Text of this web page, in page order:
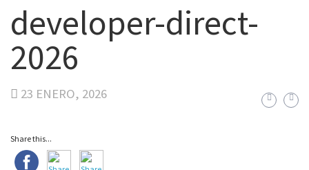
developer-direct-
2026
23 ENERO, 2026
Share this...